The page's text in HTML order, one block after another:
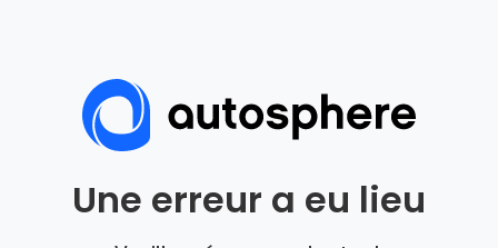
Une erreur a eu lieu